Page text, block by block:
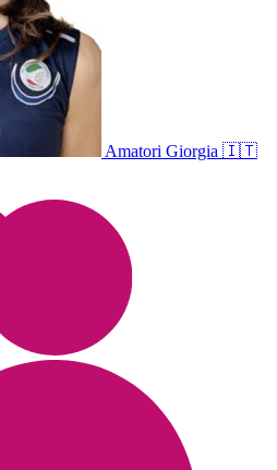
Amatori Giorgia 🇮🇹